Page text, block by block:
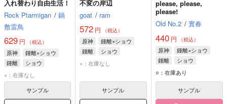
入れ替わり自由生活！
Rock Ptarmigan / 鍋
敷雷鳥
629 円 （税込）
原神
鍾離×ショウ
鍾離
ショウ
×：在庫なし
サンプル
不変の岸辺
goat / ram
572 円 （税込）
原神
鍾離×ショウ
鍾離
ショウ
×：在庫なし
サンプル
please, please,
please!
Old No.2 / 實春
440円 （税込）
原神
鍾離×ショウ
鍾離
ショウ
○：在庫あり
サンプル